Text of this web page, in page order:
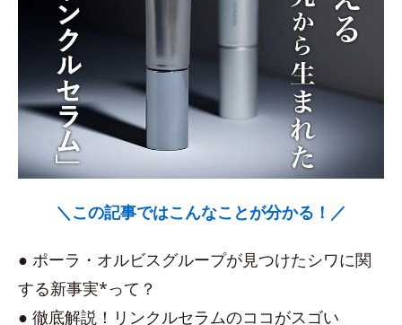
＼この記事ではこんなことが分かる！／
● ポーラ・オルビスグループが見つけたシワに関
する新事実*って？
● 徹底解説！リンクルセラムのココがスゴい